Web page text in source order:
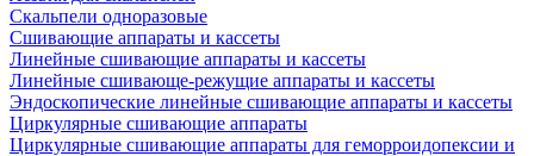
Скальпели одноразовые
Сшивающие аппараты и кассеты
Линейные сшивающие аппараты и кассеты
Линейные сшивающе-режущие аппараты и кассеты
Эндоскопические линейные сшивающие аппараты и кассеты
Циркулярные сшивающие аппараты
Циркулярные сшивающие аппараты для геморроидопексии и